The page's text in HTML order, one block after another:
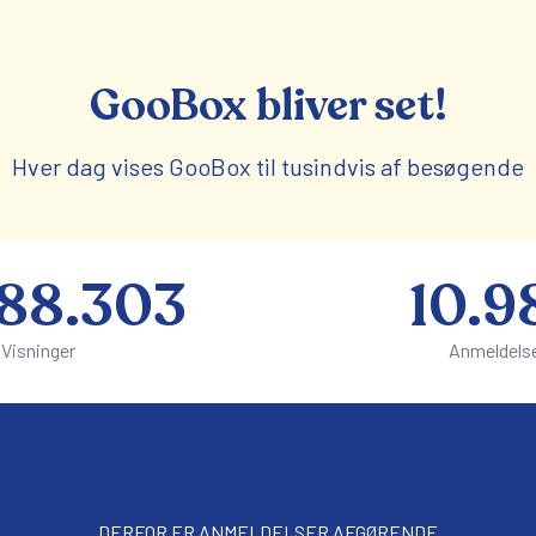
GooBox bliver set!
Hver dag vises GooBox til tusindvis af besøgende
Visninger